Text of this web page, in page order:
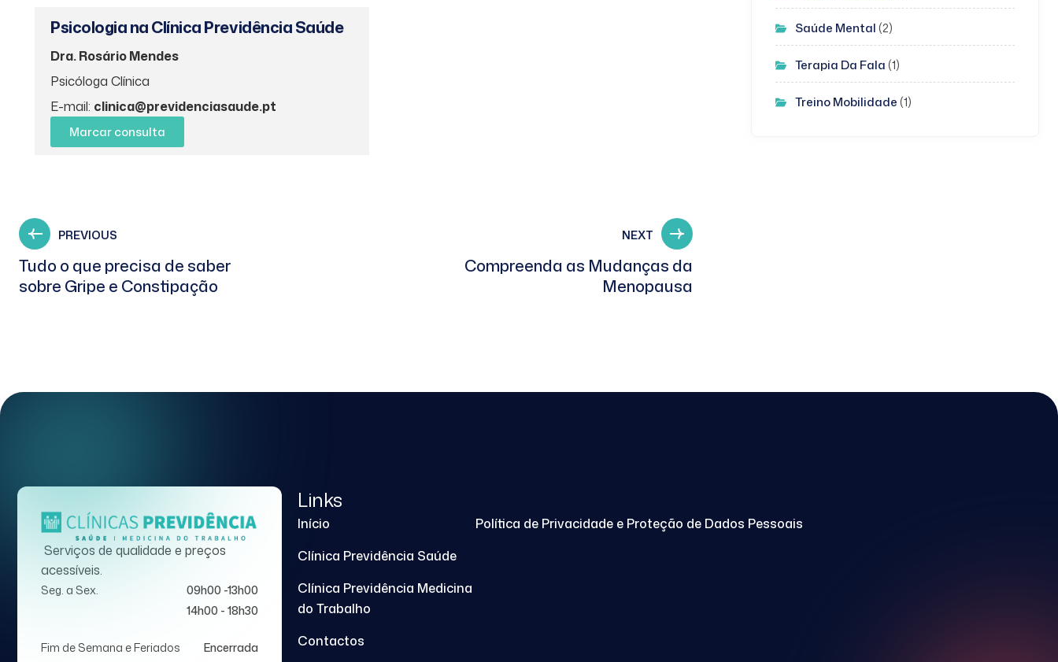
Psicologia na Clínica Previdência Saúde
Dra. Rosário Mendes
Psicóloga Clínica
E-mail: clinica@previdenciasaude.pt
Marcar consulta
PREVIOUS
Tudo o que precisa de saber
sobre Gripe e Constipação
NEXT
Compreenda as Mudanças da
Menopausa
Saúde Mental (2)
Terapia Da Fala (1)
Treino Mobilidade (1)
Serviços de qualidade e preços
acessíveis.
Seg. a Sex.
09h00 -13h00
14h00 - 18h30
Fim de Semana e Feriados Encerrada
Links
Início
Clínica Previdência Saúde
Clínica Previdência Medicina
do Trabalho
Contactos
Política de Privacidade e Proteção de Dados Pessoais